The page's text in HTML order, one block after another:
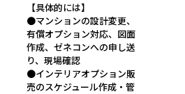
【具体的には】
●マンションの設計変更、
有償オプション対応、図面
作成、ゼネコンへの申し送
り、現場確認
●インテリアオプション販
売のスケジュール作成・管